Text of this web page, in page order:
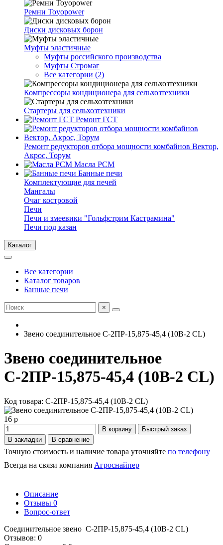
Ремни Toyopower
Диски дисковых борон
Муфты эластичные
Муфты российского производства
Муфты Стромаг
Все категории (2)
Компрессоры кондиционера для сельхозтехники
Стартеры для сельхозтехники
Ремонт ГСТ
Ремонт редукторов отбора мощности комбайнов Вектор,
Акрос, Торум
Масла РСМ
Банные печи
Комплектующие для печей
Мангалы
Очаг костровой
Печи
Печи и змеевики "Гольфстрим Кастрамина"
Печи под казан
Каталог
Все категории
Каталог товаров
Банные печи
×
Звено соединительное С-2ПР-15,875-45,4 (10B-2 CL)
Звено соединительное
С-2ПР-15,875-45,4 (10B-2 CL)
Код товара: С-2ПР-15,875-45,4 (10B-2 CL)
16 р
В корзину
Быстрый заказ
В закладки
В сравнение
Точную стоимость и наличие товара уточняйте по телефону
Всегда на связи компания Агроснайпер
Описание
Отзывы 0
Вопрос-ответ
Cоединительное звено С-2ПР-15,875-45,4 (10B-2 CL)
Отзывов: 0